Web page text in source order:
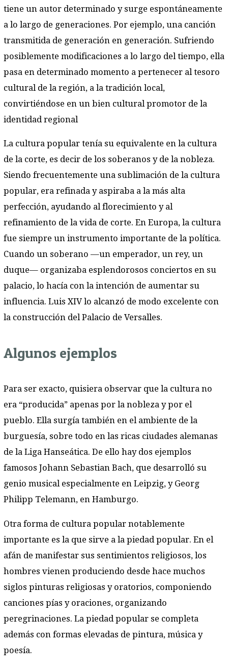
tiene un autor determinado y surge espontáneamente
a lo largo de generaciones. Por ejemplo, una canción
transmitida de generación en generación. Sufriendo
posiblemente modificaciones a lo largo del tiempo, ella
pasa en determinado momento a pertenecer al tesoro
cultural de la región, a la tradición local,
convirtiéndose en un bien cultural promotor de la
identidad regional
La cultura popular tenía su equivalente en la cultura
de la corte, es decir de los soberanos y de la nobleza.
Siendo frecuentemente una sublimación de la cultura
popular, era refinada y aspiraba a la más alta
perfección, ayudando al florecimiento y al
refinamiento de la vida de corte. En Europa, la cultura
fue siempre un instrumento importante de la política.
Cuando un soberano —un emperador, un rey, un
duque— organizaba esplendorosos conciertos en su
palacio, lo hacía con la intención de aumentar su
influencia. Luis XIV lo alcanzó de modo excelente con
la construcción del Palacio de Versalles.
Algunos ejemplos
Para ser exacto, quisiera observar que la cultura no
era “producida” apenas por la nobleza y por el
pueblo. Ella surgía también en el ambiente de la
burguesía, sobre todo en las ricas ciudades alemanas
de la Liga Hanseática. De ello hay dos ejemplos
famosos Johann Sebastian Bach, que desarrolló su
genio musical especialmente en Leipzig, y Georg
Philipp Telemann, en Hamburgo.
Otra forma de cultura popular notablemente
importante es la que sirve a la piedad popular. En el
afán de manifestar sus sentimientos religiosos, los
hombres vienen produciendo desde hace muchos
siglos pinturas religiosas y oratorios, componiendo
canciones pías y oraciones, organizando
peregrinaciones. La piedad popular se completa
además con formas elevadas de pintura, música y
poesía.